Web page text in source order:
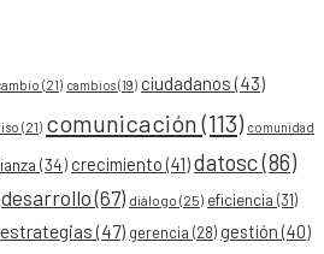
(21) cambios(19) ciudadanos (43)
(21) comunicación(113) comunidad
(34) crecimiento (41)datosc(86)
desarrollo(67) diálogo (25) eficiencia (31)
estrategias(47) gerencia (28) gestión (40)